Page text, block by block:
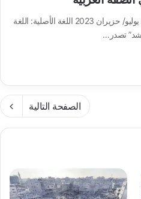
الرقم المرجعي: 58 /2023 التاريخ: 5 يوليو/ حزيران 2023 اللغة الأصلية: اللغة
تصدر…
الصفحة التالية